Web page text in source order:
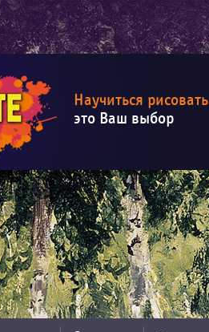
Научиться
это Ваш выбор